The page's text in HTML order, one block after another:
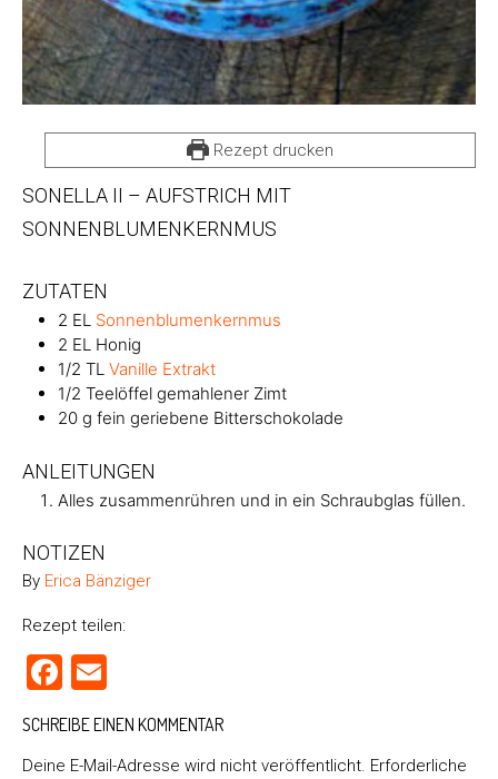
Rezept drucken
SONELLA II – AUFSTRICH MIT
SONNENBLUMENKERNMUS
ZUTATEN
2 EL Sonnenblumenkernmus
2 EL Honig
1/2 TL Vanille Extrakt
1/2 Teelöffel gemahlener Zimt
20 g fein geriebene Bitterschokolade
ANLEITUNGEN
Alles zusammenrühren und in ein Schraubglas füllen.
NOTIZEN
By Erica Bänziger
Rezept teilen:
Facebook
SCHREIBE EINEN KOMMENTAR
Deine E-Mail-Adresse wird nicht veröffentlicht. Erforderliche